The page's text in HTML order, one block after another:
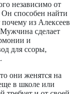
независимо от
Он способен найти
из Алексеев
сделает
и
для ссоры,
они женятся на
в школе или